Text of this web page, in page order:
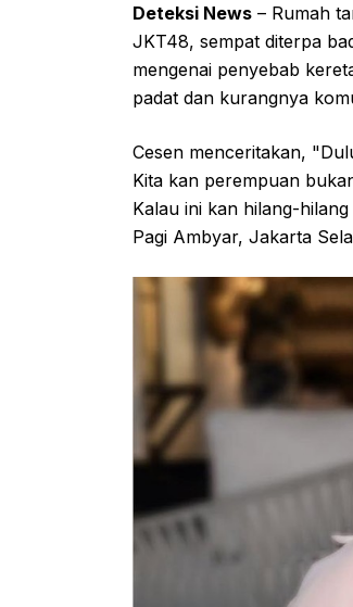
Deteksi News – Rumah
JKT48, sempat diterpa
mengenai penyebab
padat dan kurangnya
Cesen menceritakan,
Kita kan perempuan
Kalau ini kan hilang-
Pagi Ambyar, Jakarta